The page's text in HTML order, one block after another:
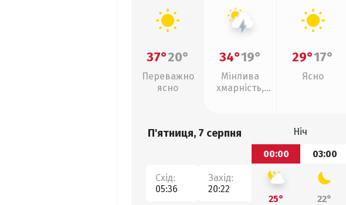
37°20°
Переважно
ясно
34°19°
Мінлива
хмарність,
29°17°
Ясно
П'ятниця, 7 серпня
Схід:
05:36
Захід:
20:22
Ніч
00:00
03:00
25° 22°